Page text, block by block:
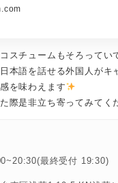
スチュームもそろってい
本語を話せる外国人がキ
を味わえます
際是非立ち寄ってみてく
最終受付 19:30)